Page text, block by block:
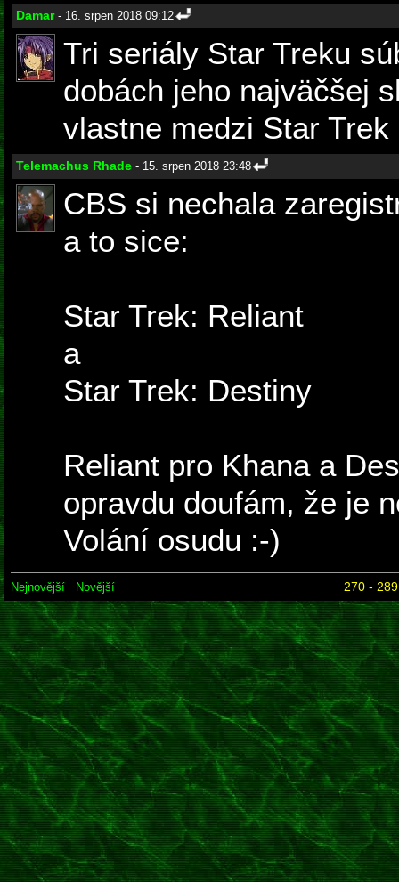
Damar- 16. srpen 2018 09:12
Tri seriály Star Treku
dobách jeho najväčšej
vlastne medzi Star Trek
Telemachus Rhade - 15. srpen 2018 23:48
CBS si nechala
a to sice:
Star Trek: Reliant
a
Star Trek: Destiny
Reliant pro Khana a
opravdu doufám, že je
Volání osudu :-)
Nejnovější Novější 270 -